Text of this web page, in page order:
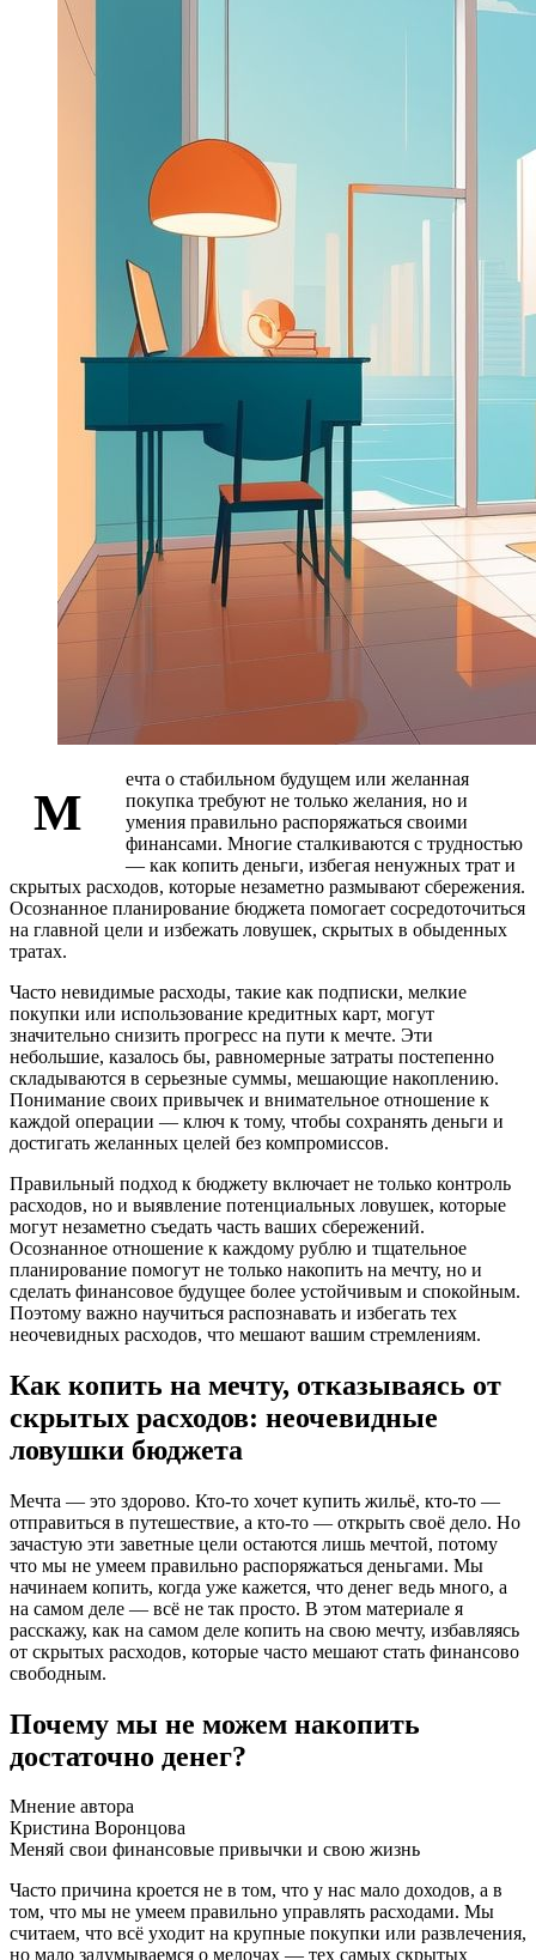
М
ечта о стабильном будущем или желанная
покупка требуют не только желания, но и
умения правильно распоряжаться своими
финансами. Многие сталкиваются с трудностью
— как копить деньги, избегая ненужных трат и
скрытых расходов, которые незаметно размывают сбережения.
Осознанное планирование бюджета помогает сосредоточиться
на главной цели и избежать ловушек, скрытых в обыденных
тратах.
Часто невидимые расходы, такие как подписки, мелкие
покупки или использование кредитных карт, могут
значительно снизить прогресс на пути к мечте. Эти
небольшие, казалось бы, равномерные затраты постепенно
складываются в серьезные суммы, мешающие накоплению.
Понимание своих привычек и внимательное отношение к
каждой операции — ключ к тому, чтобы сохранять деньги и
достигать желанных целей без компромиссов.
Правильный подход к бюджету включает не только контроль
расходов, но и выявление потенциальных ловушек, которые
могут незаметно съедать часть ваших сбережений.
Осознанное отношение к каждому рублю и тщательное
планирование помогут не только накопить на мечту, но и
сделать финансовое будущее более устойчивым и спокойным.
Поэтому важно научиться распознавать и избегать тех
неочевидных расходов, что мешают вашим стремлениям.
Как копить на мечту, отказываясь от
скрытых расходов: неочевидные
ловушки бюджета
Мечта — это здорово. Кто-то хочет купить жильё, кто-то —
отправиться в путешествие, а кто-то — открыть своё дело. Но
зачастую эти заветные цели остаются лишь мечтой, потому
что мы не умеем правильно распоряжаться деньгами. Мы
начинаем копить, когда уже кажется, что денег ведь много, а
на самом деле — всё не так просто. В этом материале я
расскажу, как на самом деле копить на свою мечту, избавляясь
от скрытых расходов, которые часто мешают стать финансово
свободным.
Почему мы не можем накопить
достаточно денег?
Мнение автора
Кристина Воронцова
Меняй свои финансовые привычки и свою жизнь
Часто причина кроется не в том, что у нас мало доходов, а в
том, что мы не умеем правильно управлять расходами. Мы
считаем, что всё уходит на крупные покупки или развлечения,
но мало задумываемся о мелочах — тех самых скрытых